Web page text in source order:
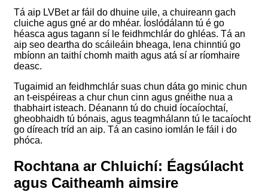
Tá aip LVBet ar fáil do dhuine uile, a chuireann gach
cluiche agus gné ar do mhéar. Íoslódálann tú é go
héasca agus tagann sí le feidhmchlár do ghléas. Tá an
aip seo deartha do scáileáin bheaga, lena chinntiú go
mbíonn an taithí chomh maith agus atá sí ar ríomhaire
deasc.
Tugaimid an feidhmchlár suas chun dáta go minic chun
an t-eispéireas a chur chun cinn agus gnéithe nua a
thabhairt isteach. Déanann tú do chuid íocaíochtaí,
gheobhaidh tú bónais, agus teagmhálann tú le tacaíocht
go díreach tríd an aip. Tá an casino iomlán le fáil i do
phóca.
Rochtana ar Chluichí: Éagsúlacht
agus Caitheamh aimsire